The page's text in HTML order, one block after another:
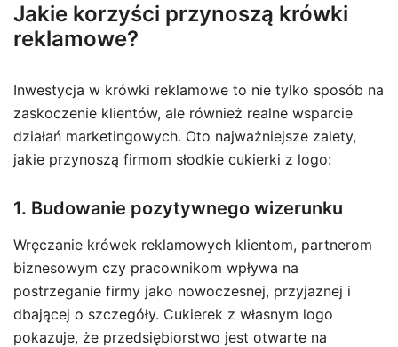
Jakie korzyści przynoszą krówki
reklamowe?
Inwestycja w krówki reklamowe to nie tylko sposób na
zaskoczenie klientów, ale również realne wsparcie
działań marketingowych. Oto najważniejsze zalety,
jakie przynoszą firmom słodkie cukierki z logo:
1. Budowanie pozytywnego wizerunku
Wręczanie krówek reklamowych klientom, partnerom
biznesowym czy pracownikom wpływa na
postrzeganie firmy jako nowoczesnej, przyjaznej i
dbającej o szczegóły. Cukierek z własnym logo
pokazuje, że przedsiębiorstwo jest otwarte na